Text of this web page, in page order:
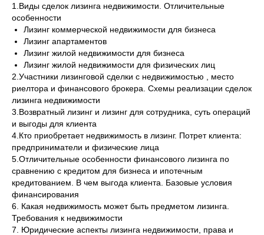
1.Виды сделок лизинга недвижимости. Отличительные
особенности
Лизинг коммерческой недвижимости для бизнеса
Лизинг апартаментов
Лизинг жилой недвижимости для бизнеса
Лизинг жилой недвижимости для физических лиц
2.Участники лизинговой сделки с недвижимостью , место
риелтора и финансового брокера. Схемы реализации сделок
лизинга недвижимости
3.Возвратный лизинг и лизинг для сотрудника, суть операций
и выгоды для клиента
4.Кто приобретает недвижимость в лизинг. Потрет клиента:
предприниматели и физические лица
5.Отличительные особенности финансового лизинга по
сравнению с кредитом для бизнеса и ипотечным
кредитованием. В чем выгода клиента. Базовые условия
финансирования
6. Какая недвижимость может быть предметом лизинга.
Требования к недвижимости
7. Юридические аспекты лизинга недвижимости, права и